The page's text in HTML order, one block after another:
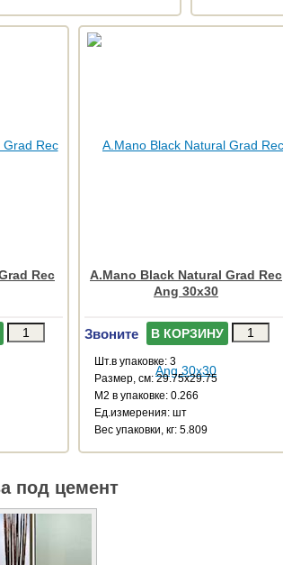
Rec
A.Mano Black Natural Grad Rec
Ang 30x30
Звоните В КОРЗИНУ
Шт.в упаковке: 3
Размер, см: 29.75x29.75
М2 в упаковке: 0.266
Ед.измерения: шт
Веc упаковки, кг: 5.809
под цемент